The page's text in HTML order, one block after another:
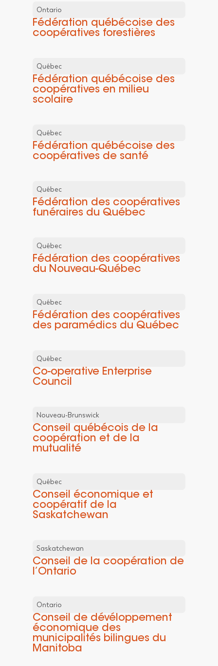
Ontario
Fédération québécoise des
coopératives forestières
Québec
Fédération québécoise des
coopératives en milieu
scolaire
Québec
Fédération québécoise des
coopératives de santé
Québec
Fédération des coopératives
funéraires du Québec
Québec
Fédération des coopératives
du Nouveau-Québec
Québec
Fédération des coopératives
des paramédics du Québec
Québec
Co-operative Enterprise
Council
Nouveau-Brunswick
Conseil québécois de la
coopération et de la
mutualité
Québec
Conseil économique et
coopératif de la
Saskatchewan
Saskatchewan
Conseil de la coopération de
l’Ontario
Ontario
Conseil de dévéloppement
économique des
municipalités bilingues du
Manitoba